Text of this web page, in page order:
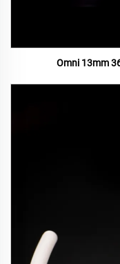
Omni 13mm